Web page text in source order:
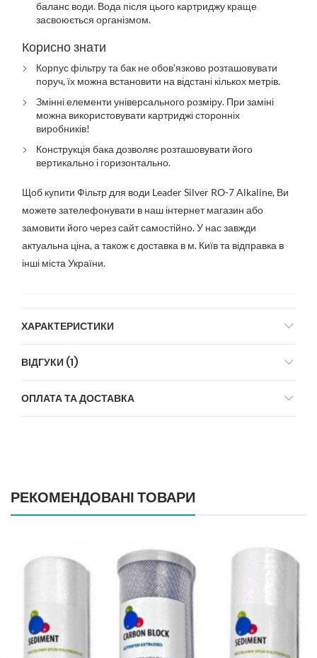
баланс води. Вода після цього картриджу краще
засвоюється організмом.
Корисно знати
Корпус фільтру та бак не обов'язково розташовувати
поруч, їх можна встановити на відстані кількох метрів.
Змінні елементи універсального розміру. При заміні
можна використовувати картриджі сторонніх
виробників!
Конструкція бака дозволяє розташовувати його
вертикально і горизонтально.
Щоб купити Фільтр для води Leader Silver RO-7 Alkaline, Ви
можете зателефонувати в наш інтернет магазин або
замовити його через сайт самостійно. У нас завжди
актуальна ціна, а також є доставка в м. Київ та відправка в
інші міста України.
ХАРАКТЕРИСТИКИ
ВІДГУКИ (1)
ОПЛАТА ТА ДОСТАВКА
РЕКОМЕНДОВАНІ ТОВАРИ